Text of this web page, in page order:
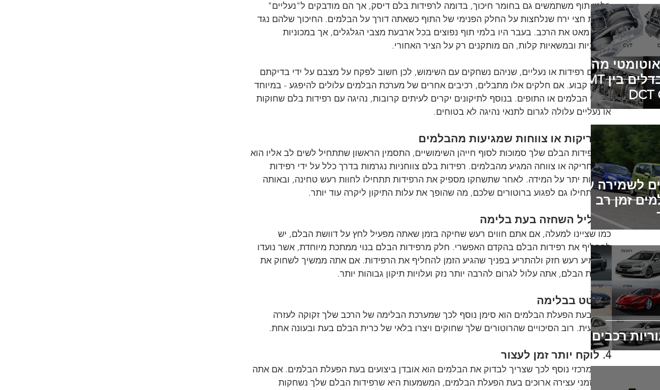
בלמי תוף משתמשים גם בחומר חיכוך, בדומה לרפידות בלם דיסק, אך הם מודבקים ל"נעליים"
בצורת חצי ירח שנלחצות על החלק הפנימי של התוף כשאתה דורך על הבלמים. החיכוך שלהם נגד
התוף מאט את הרכב. בעבר היו בלמי תוף נפוצים בכל ארבעת מצבי הגלגלים, אך במכוניות
מודרניות ובמשאיות קלות, הם מותקנים רק על הציר האחורי.
בין אם רפידות או נעליים, שניהם נשחקים עם השימוש, לכן חשוב לפקח על מצבם על ידי בדיקתם
באופן קבוע. אם חלקים אלו מתבלים, רכיבים אחרים של מערכת הבלמים עלולים להיפגע - במיוחד
דיסקי הבלמים או התופים. בנוסף לתיקונים יקרים לעיתים קרובות, נהיגה עם רפידות בלם שחוקות
או נעליים עלולה לגרום לתנאי נהיגה לא בטוחים.
1. חריקות או צווחות שמגיעות מהבלמים
אם רפידות הבלם שלך סמוכות לסוף חייהן השימושיים, התסמין הראשון שתתחיל לשים לב אליו הוא
רעש חריקה או צווחה המגיע מהבלמים. רפידות בלם צווחניות נגרמות בדרך כלל על ידי רפידות
שחוקות יתר על המידה. לאחר שתשחקו מספיק את הרפידות תתחילו לחוות רעש טחינה, ובאותה
עת תתחילו גם לפגוע ברוטורים שלכם, מה שהופך את עלות התיקון ליקרה עוד יותר.
2. צליל השחזה בעת בלימה
כמו שציינו למעלה, אם אתם חווים רעש שחיקה בזמן שאתה מפעיל לחץ על דוושת הבלם, יש
להחליף את רפידות הבלם בהקדם האפשרי. חלק מרפידות הבלם בנוי ממתכת מיוחדת, אשר נועדו
להשמיע רעש חזק ולהתריע בפניך שהגיע הזמן להחליף את הרפידות. אם אתה ממשיך לשחוק את
רפידות הבלם, אתה עלול לגרום להרבה יותר נזק ועלויות תיקון גבוהות יותר.
3. רטט בבלימה
רטט בעת הפעלת הבלמים הוא סימן נוסף לכך שמערכת הבלימה של הרכב שלך זקוקה לעזרה
מקצועית. רוב הסיכויים שהרוטורים שלך שחוקים ויצרו בלאי של כרית הבלם בעת ובעונה אחת.
4. לוקח יותר זמן לעצור
סימן מרכזי נוסף לכך שצריך לבדוק את הבלמים הוא אובדן ביצועים בעת הפעלת הבלמים. אם אתה
חווה זמני עצירה ארוכים בעת הפעלת הבלמים, המשמעות היא שרפידות הבלם שלך נשחקות
מה
ההבדלים בין AMT
DCT
לשמירה על
זמן רב
רכבים